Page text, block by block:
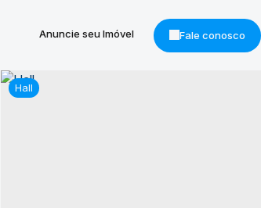
Anuncie seu Imóvel Fale conosco
Hall